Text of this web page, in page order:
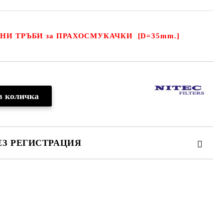
ТРЪБИ за ПРАХОСМУКАЧКИ [D=35mm.]
РЕГИСТРАЦИЯ